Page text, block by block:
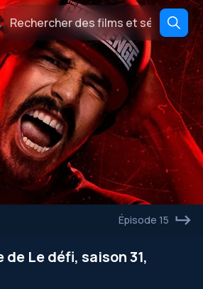
Épisode 15
Le défi, saison 31,